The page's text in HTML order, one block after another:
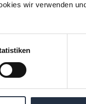
wir verwenden